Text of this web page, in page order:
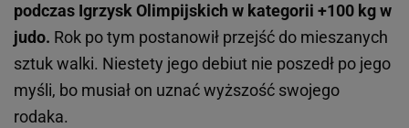
podczas Igrzysk Olimpijskich w kategorii +100 kg w
judo. Rok po tym postanowił przejść do mieszanych
sztuk walki. Niestety jego debiut nie poszedł po jego
myśli, bo musiał on uznać wyższość swojego
rodaka.